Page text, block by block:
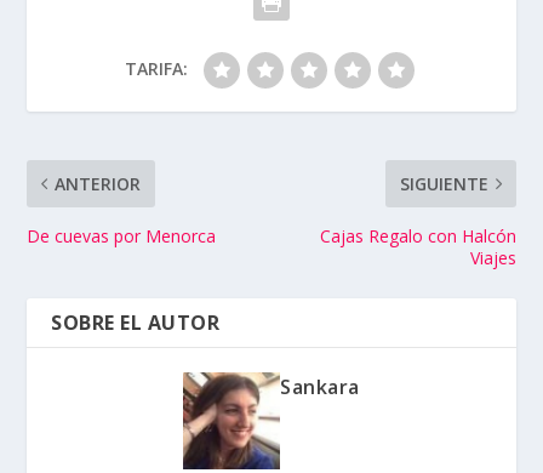
TARIFA:
ANTERIOR
De cuevas por Menorca
SIGUIENTE
Cajas Regalo con Halcón
Viajes
SOBRE EL AUTOR
Sankara